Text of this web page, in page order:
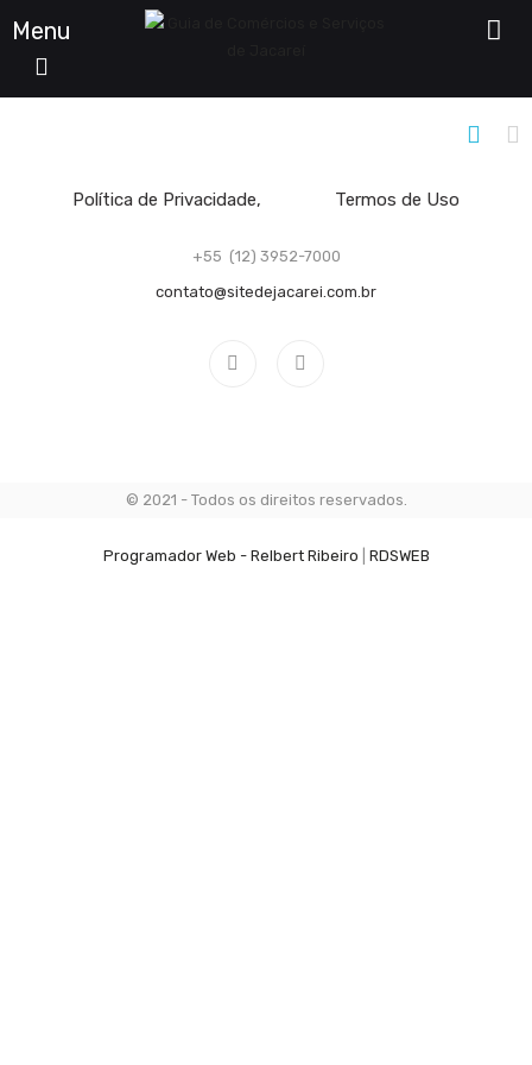
Menu
Filtro De Listagens
Política de Privacidade Termos de Uso
+55 (12) 3952-7000
contato@sitedejacarei.com.br
© 2021 - Todos os direitos reservados.
Programador Web - Relbert Ribeiro RDSWEB